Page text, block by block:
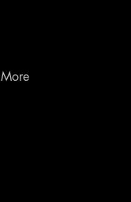
More